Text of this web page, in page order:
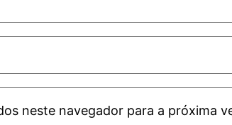
neste navegador para a próxima